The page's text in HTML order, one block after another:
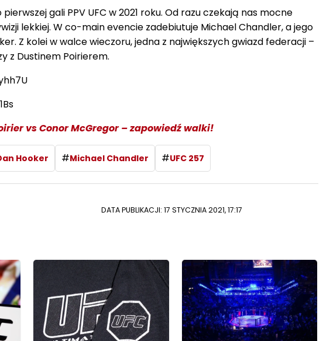
gali PPV UFC w 2021 roku. Od razu czekają nas mocne
lekkiej. W co-main evencie zadebiutuje Michael Chandler, a jego
Z kolei w walce wieczoru, jedna z największych gwiazd federacji –
z Dustinem Poirierem.
vs Conor McGregor – zapowiedź walki!
Hooker #Michael Chandler #UFC 257
DATA PUBLIKACJI: 17 STYCZNIA 2021, 17:17